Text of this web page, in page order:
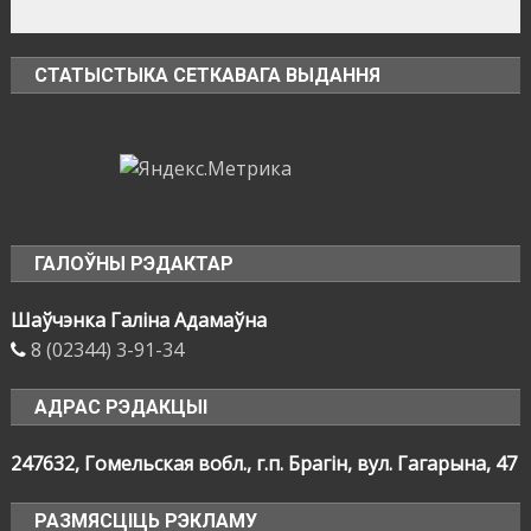
СТАТЫСТЫКА СЕТКАВАГА ВЫДАННЯ
ГАЛОЎНЫ РЭДАКТАР
Шаўчэнка Галіна Адамаўна
8 (02344) 3-91-34
АДРАС РЭДАКЦЫІ
247632, Гомельская вобл., г.п. Брагін, вул. Гагарына, 47
РАЗМЯСЦІЦЬ РЭКЛАМУ